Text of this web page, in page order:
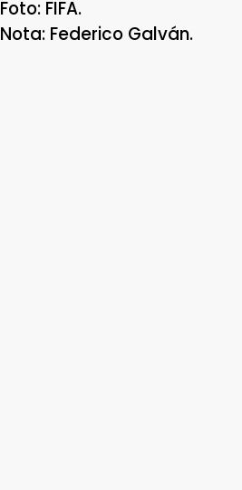
Foto: FIFA.
Nota: Federico Galván.